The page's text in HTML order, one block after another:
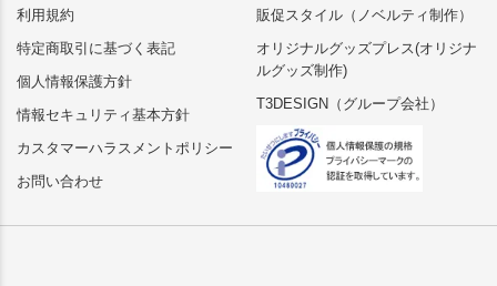
利用規約
特定商取引に基づく表記
個人情報保護方針
情報セキュリティ基本方針
カスタマーハラスメントポリシー
お問い合わせ
販促スタイル（ノベルティ制作）
オリジナルグッズプレス(オリジナ
ルグッズ制作)
T3DESIGN（グループ会社）